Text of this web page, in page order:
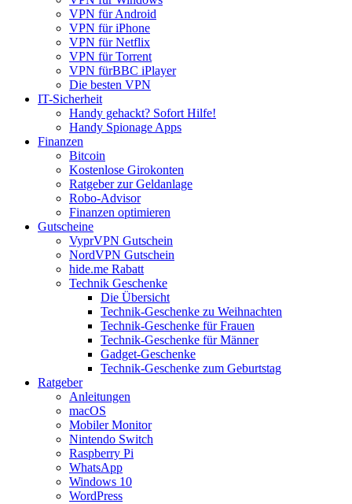
VPN für Android
VPN für iPhone
VPN für Netflix
VPN für Torrent
VPN fürBBC iPlayer
Die besten VPN
IT-Sicherheit
Handy gehackt? Sofort Hilfe!
Handy Spionage Apps
Finanzen
Bitcoin
Kostenlose Girokonten
Ratgeber zur Geldanlage
Robo-Advisor
Finanzen optimieren
Gutscheine
VyprVPN Gutschein
NordVPN Gutschein
hide.me Rabatt
Technik Geschenke
Die Übersicht
Technik-Geschenke zu Weihnachten
Technik-Geschenke für Frauen
Technik-Geschenke für Männer
Gadget-Geschenke
Technik-Geschenke zum Geburtstag
Ratgeber
Anleitungen
macOS
Mobiler Monitor
Nintendo Switch
Raspberry Pi
WhatsApp
Windows 10
WordPress